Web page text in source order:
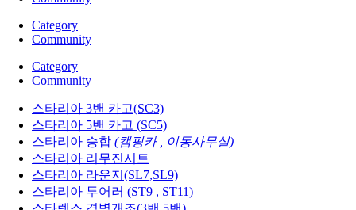
Category
Community
Category
Community
스타리아 3밴 카고(SC3)
스타리아 5밴 카고 (SC5)
스타리아 승합 (캠핑카 , 이동사무실)
스타리아 리무진시트
스타리아 라운지(SL7,SL9)
스타리아 투어러 (ST9 , ST11)